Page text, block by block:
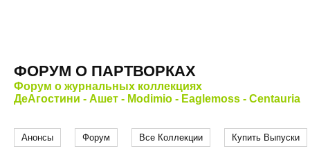
ФОРУМ О ПАРТВОРКАХ
Форум о журнальных коллекциях
ДеАгостини - Ашет - Modimio - Eaglemoss - Centauria
Анонсы Форум Все Коллекции Купить Выпуски